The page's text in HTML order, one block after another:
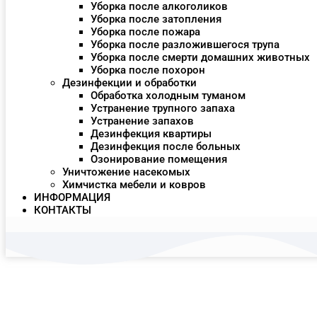
Уборка после алкоголиков
Уборка после затопления
Уборка после пожара
Уборка после разложившегося трупа
Уборка после смерти домашних животных
Уборка после похорон
Дезинфекции и обработки
Обработка холодным туманом
Устранение трупного запаха
Устранение запахов
Дезинфекция квартиры
Дезинфекция после больных
Озонирование помещения
Уничтожение насекомых
Химчистка мебели и ковров
ИНФОРМАЦИЯ
КОНТАКТЫ